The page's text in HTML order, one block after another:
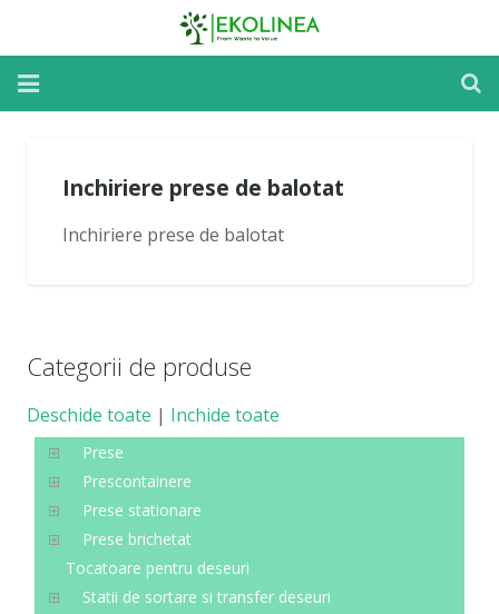
Reparatii si Mentenanta
Inchirieri Utilaje
Contact
Inchiriere prese de balotat
Inchiriere prese de balotat
Categorii de produse
Deschide toate | Inchide toate
Prese
Prescontainere
Prese stationare
Prese brichetat
Tocatoare pentru deseuri
Statii de sortare si transfer deseuri